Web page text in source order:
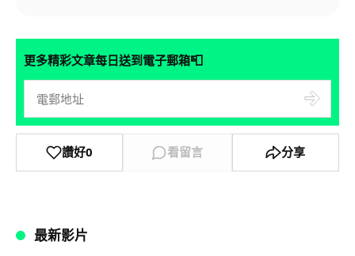
更多精彩文章每日送到電子郵箱📮
讚好0 看留言 分享
最新影片